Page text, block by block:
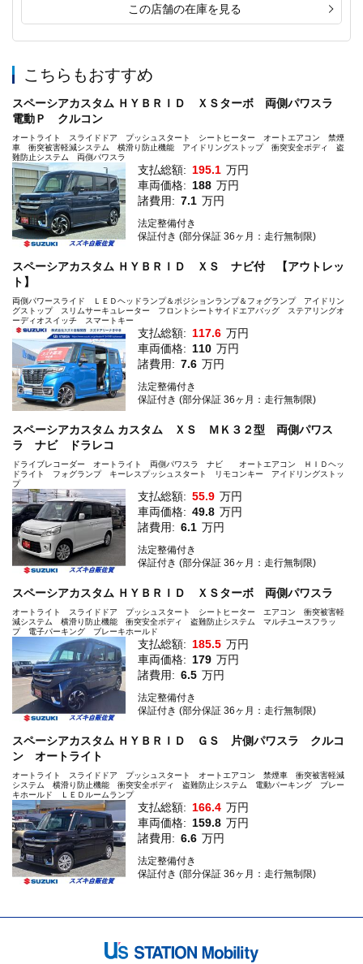
この店舗の在庫を見る
こちらもおすすめ
スペーシアカスタム ＨＹＢＲＩＤ ＸＳターボ 両側パワスラ
電動Ｐ クルコン
オートライト スライドドア プッシュスタート シートヒーター オートエアコン 禁煙
車 衝突被害軽減システム 横滑り防止機能 アイドリングストップ 衝突安全ボディ 盗
難防止システム 両側パワスラ
支払総額: 195.1 万円
車両価格: 188 万円
諸費用: 7.1 万円
法定整備付き
保証付き (部分保証 36ヶ月：走行無制限)
スペーシアカスタム ＨＹＢＲＩＤ ＸＳ ナビ付 【アウトレッ
ト】
両側パワースライド ＬＥＤヘッドランプ＆ポジションランプ＆フォグランプ アイドリン
グストップ スリムサーキュレーター フロントシートサイドエアバッグ ステアリングオ
ーディオスイッチ スマートキー
支払総額: 117.6 万円
車両価格: 110 万円
諸費用: 7.6 万円
法定整備付き
保証付き (部分保証 36ヶ月：走行無制限)
スペーシアカスタム カスタム ＸＳ ＭＫ３２型 両側パワス
ラ ナビ ドラレコ
ドライブレコーダー オートライト 両側パワスラ ナビ オートエアコン ＨＩＤヘッ
ドライト フォグランプ キーレスプッシュスタート リモコンキー アイドリングストッ
プ
支払総額: 55.9 万円
車両価格: 49.8 万円
諸費用: 6.1 万円
法定整備付き
保証付き (部分保証 36ヶ月：走行無制限)
スペーシアカスタム ＨＹＢＲＩＤ ＸＳターボ 両側パワスラ
オートライト スライドドア プッシュスタート シートヒーター エアコン 衝突被害軽
減システム 横滑り防止機能 衝突安全ボディ 盗難防止システム マルチユースフラッ
プ 電子パーキング ブレーキホールド
支払総額: 185.5 万円
車両価格: 179 万円
諸費用: 6.5 万円
法定整備付き
保証付き (部分保証 36ヶ月：走行無制限)
スペーシアカスタム ＨＹＢＲＩＤ ＧＳ 片側パワスラ クルコ
ン オートライト
オートライト スライドドア プッシュスタート オートエアコン 禁煙車 衝突被害軽減
システム 横滑り防止機能 衝突安全ボディ 盗難防止システム 電動パーキング ブレー
キホールド ＬＥＤルームランプ
支払総額: 166.4 万円
車両価格: 159.8 万円
諸費用: 6.6 万円
法定整備付き
保証付き (部分保証 36ヶ月：走行無制限)